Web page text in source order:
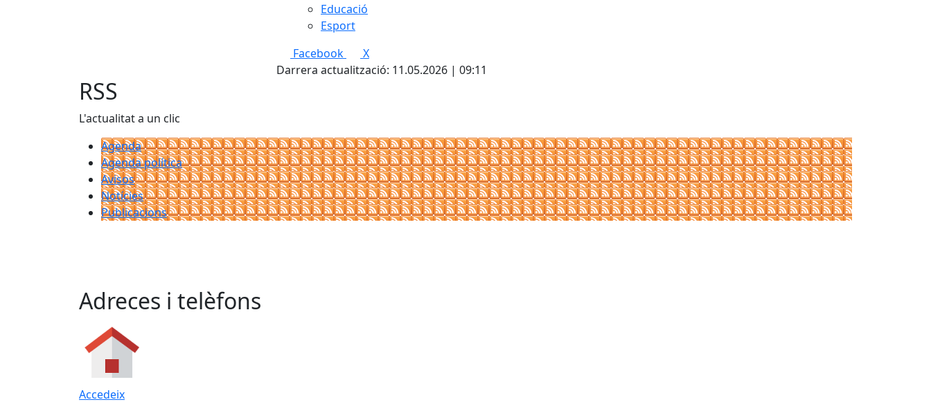
Educació
Esport
Facebook
X
Darrera actualització: 11.05.2026 | 09:11
RSS
L'actualitat a un clic
Agenda
Agenda política
Avisos
Notícies
Publicacions
Adreces i telèfons
Accedeix